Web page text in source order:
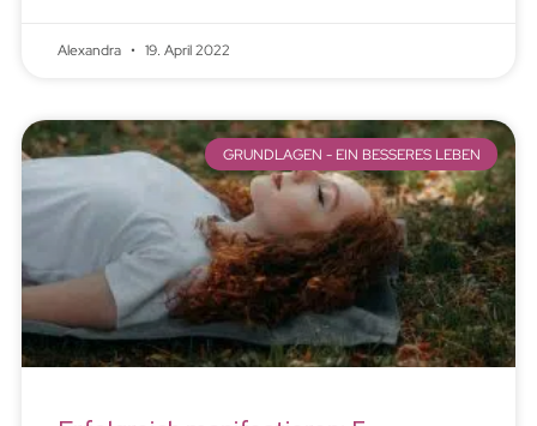
Alexandra 19. April 2022
GRUNDLAGEN - EIN BESSERES LEBEN